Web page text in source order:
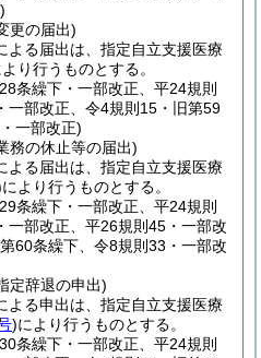
更の届出)
よる届出は、指定自立支援医療
り行うものとする。
条繰下・一部改正、平24規則
一部改正、令4規則15・旧第59
一部改正)
務の休止等の届出)
よる届出は、指定自立支援医療
により行うものとする。
条繰下・一部改正、平24規則
一部改正、平26規則45・一部改
60条繰下、令8規則33・一部改
定辞退の申出)
よる申出は、指定自立支援医療
)により行うものとする。
条繰下・一部改正、平24規則